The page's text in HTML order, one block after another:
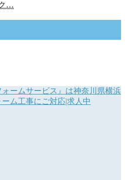
…
ームサービス』は神奈川県横浜
ム工事にご対応|求人中